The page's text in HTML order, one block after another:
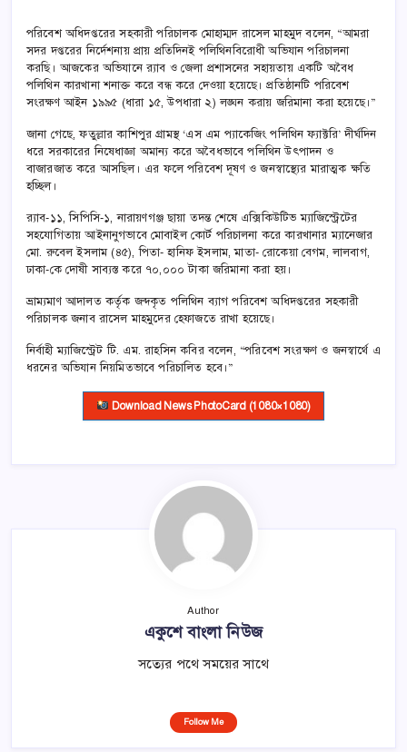
পরিবেশ অধিদপ্তরের সহকারী পরিচালক মোহাম্মদ রাসেল মাহমুদ বলেন, “আমরা
সদর দপ্তরের নির্দেশনায় প্রায় প্রতিদিনই পলিথিনবিরোধী অভিযান পরিচালনা
করছি। আজকের অভিযানে র‌্যাব ও জেলা প্রশাসনের সহায়তায় একটি অবৈধ
পলিথিন কারখানা শনাক্ত করে বন্ধ করে দেওয়া হয়েছে। প্রতিষ্ঠানটি পরিবেশ
সংরক্ষণ আইন ১৯৯৫ (ধারা ১৫, উপধারা ২) লঙ্ঘন করায় জরিমানা করা হয়েছে।”
জানা গেছে, ফতুল্লার কাশিপুর গ্রামস্থ ‘এস এম প্যাকেজিং পলিথিন ফ্যাক্টরি’ দীর্ঘদিন
ধরে সরকারের নিষেধাজ্ঞা অমান্য করে অবৈধভাবে পলিথিন উৎপাদন ও
বাজারজাত করে আসছিল। এর ফলে পরিবেশ দূষণ ও জনস্বাস্থ্যের মারাত্মক ক্ষতি
হচ্ছিল।
র‌্যাব-১১, সিপিসি-১, নারায়ণগঞ্জ ছায়া তদন্ত শেষে এক্সিকিউটিভ ম্যাজিস্ট্রেটের
সহযোগিতায় আইনানুগভাবে মোবাইল কোর্ট পরিচালনা করে কারখানার ম্যানেজার
মো. রুবেল ইসলাম (৪৫), পিতা- হানিফ ইসলাম, মাতা- রোকেয়া বেগম, লালবাগ,
ঢাকা-কে দোষী সাব্যস্ত করে ৭০,০০০ টাকা জরিমানা করা হয়।
ভ্রাম্যমাণ আদালত কর্তৃক জব্দকৃত পলিথিন ব্যাগ পরিবেশ অধিদপ্তরের সহকারী
পরিচালক জনাব রাসেল মাহমুদের হেফাজতে রাখা হয়েছে।
নির্বাহী ম্যাজিস্ট্রেট টি. এম. রাহসিন কবির বলেন, “পরিবেশ সংরক্ষণ ও জনস্বার্থে এ
ধরনের অভিযান নিয়মিতভাবে পরিচালিত হবে।”
Download News PhotoCard (1080×1080)
Author
একুশে বাংলা নিউজ
সত্যের পথে সময়ের সাথে
Follow Me